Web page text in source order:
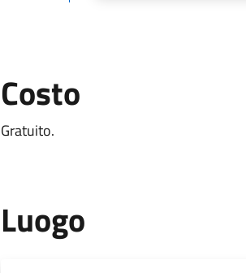
Costo
Gratuito.
Luogo